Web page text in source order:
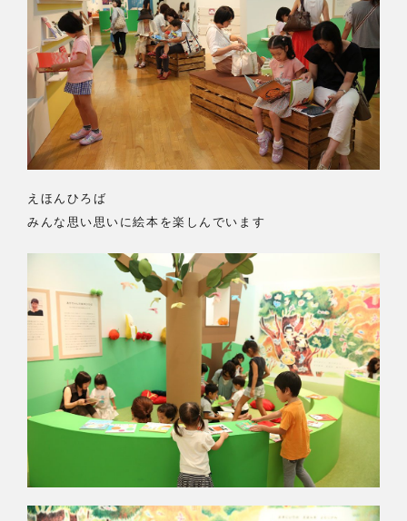
えほんひろば
みんな思い思いに絵本を楽しんでいます